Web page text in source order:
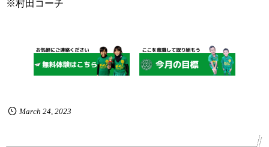
※村田コーチ
March 24, 2023